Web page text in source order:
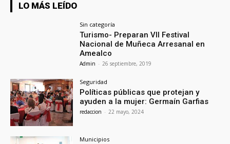
LO MÁS LEÍDO
Sin categoría
Turismo- Preparan VII Festival
Nacional de Muñeca Arresanal en
Amealco
Admin - 26 septiembre, 2019
Seguridad
Políticas públicas que protejan y
ayuden a la mujer: Germaín Garfias
redaccion - 22 mayo, 2024
Municipios